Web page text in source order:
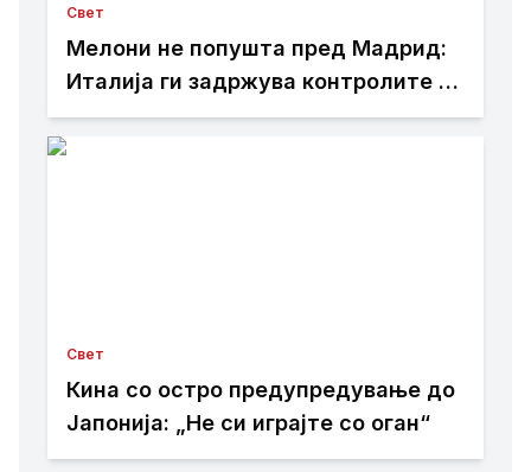
Свет
Мелони не попушта пред Мадрид:
Италија ги задржува контролите со
Шпанија
Свет
Кина со остро предупредување до
Јапонија: „Не си играјте со оган“